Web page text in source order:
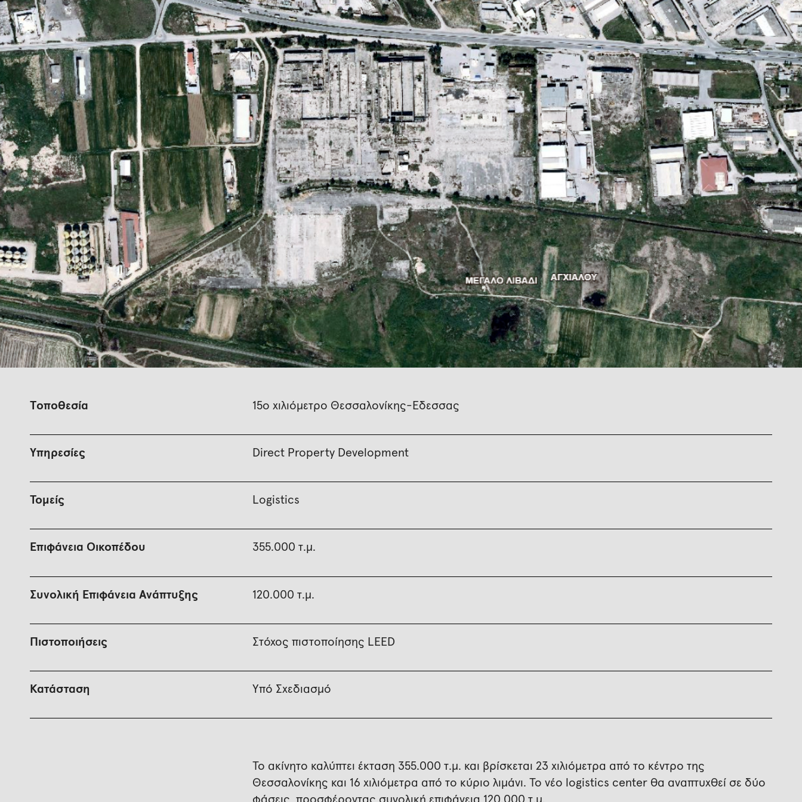
Tοποθεσία 15ο χιλιόμετρο Θεσσαλονίκης-Έδεσσας
Υπηρεσίες Direct Property Development
Τομείς Logistics
Επιφάνεια Οικοπέδου 355.000 τ.μ.
Συνολική Επιφάνεια Ανάπτυξης 120.000 τ.μ.
Πιστοποιήσεις Στόχος πιστοποίησης LEED
Κατάσταση Υπό Σχεδιασμό
Το ακίνητο καλύπτει έκταση 355.000 τ.μ. και βρίσκεται 23 χιλιόμετρα από το κέντρο της
Θεσσαλονίκης και 16 χιλιόμετρα από το κύριο λιμάνι. Το νέο logistics center θα αναπτυχθεί σε δύο